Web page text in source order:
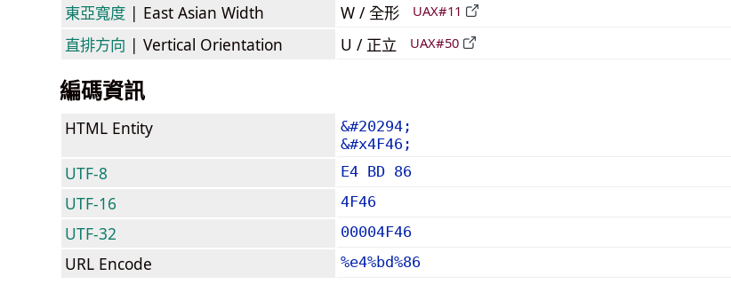
東亞寬度 | East Asian Width W / 全形 UAX#11
直排方向 | Vertical Orientation U / 正立 UAX#50
編碼資訊
HTML Entity
&#20294;
&#x4F46;
UTF-8 E4 BD 86
UTF-16 4F46
UTF-32 00004F46
URL Encode %e4%bd%86